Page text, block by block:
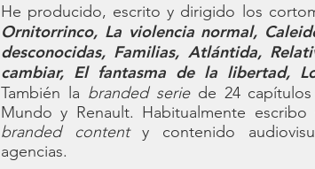
He producido, escrito y dirigido los
Ornitorrinco, La violencia normal,
desconocidas, Familias, Atlántida,
cambiar, El fantasma de la libertad,
También la branded seriede 24 capítulos
Mundo y Renault. Habitualmente
branded contenty contenido
agencias.